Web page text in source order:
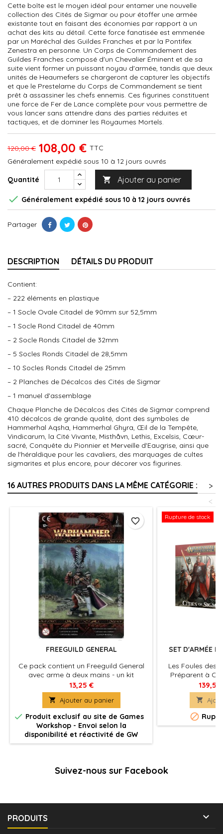
Cette boîte est le moyen idéal pour entamer une nouvelle
collection des Cités de Sigmar ou pour étoffer une armée
existante tout en faisant des économies par rapport à un
achat des kits au détail. Cette force fanatisée est emmenée
par un Maréchal des Guildes Franches et par la Pontifex
Zenestra en personne. Un Corps de Commandement des
Guildes Franches composé d'un Chevalier Éminent et de sa
suite vient former un puissant noyau d'armée, tandis que deux
unités de Heaumefers se chargeront de capturer les objectifs
et que le Prestelame du Corps de Commandement se tient
prêt à assassiner les chefs ennemis. Ces figurines constituent
une force de Fer de Lance complète pour vous permettre de
vous lancer sans attendre dans des parties réduites et
tactiques, et de dominer les Royaumes Mortels.
120,00 € 108,00 € TTC
Généralement expédié sous 10 à 12 jours ouvrés
Quantité  Ajouter au panier
 Généralement expédié sous 10 à 12 jours ouvrés
Partager
DESCRIPTION DÉTAILS DU PRODUIT
Contient:
– 222 éléments en plastique
– 1 Socle Ovale Citadel de 90mm sur 52,5mm
– 1 Socle Rond Citadel de 40mm
– 2 Socle Ronds Citadel de 32mm
– 5 Socles Ronds Citadel de 28,5mm
– 10 Socles Ronds Citadel de 25mm
– 2 Planches de Décalcos des Cités de Sigmar
– 1 manuel d'assemblage
Chaque Planche de Décalcos des Cités de Sigmar comprend
410 décalcos de grande qualité, dont des symboles de
Hammerhal Aqsha, Hammerhal Ghyra, Œil de la Tempête,
Vindicarum, la Cité Vivante, Misthåvn, Lethis, Excelsis, Cœur-
sacré, Conquête du Pionnier et Merveille d'Eaugrise, ainsi que
de l'héraldique pour les cavaliers, des marquages de cultes
sigmarites et plus encore, pour décorer vos figurines.
16 AUTRES PRODUITS DANS LA MÊME CATÉGORIE :
>
<
FREEGUILD GENERAL
Ce pack contient un Freeguild General
avec arme à deux mains - un kit
finement détaillé composé de sept
pièces dont deux têtes différentes et un
socle carré de 20mm déjà détaillé.
13,25 €
 Ajouter au panier
 Produit exclusif au site de Games
Workshop - Envoi selon la
disponibilité et réactivité de GW
favorite_border Rupture de stock
SET D'ARMÉE
Les Foules des
Préparent à
Sigmar.Les
bastions de
royaumes
Avec la foi et
dévastatrice,
luttent contre les


Suivez-nous sur Facebook
PRODUITS 